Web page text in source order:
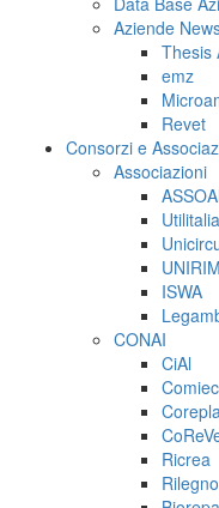
Aziende
Thesis
emz
Revet
Consorzi e
Associazioni
ISWA
CONAI
CiAl
Corepla
Ricrea
Rilegno